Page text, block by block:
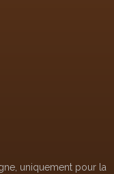
uniquement pour la